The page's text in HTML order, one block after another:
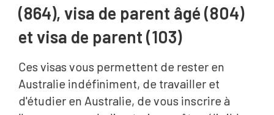
(864), visa de parent âgé (804)
et visa de parent (103)
Ces visas vous permettent de rester en
Australie indéfiniment, de travailler et
d'étudier en Australie, de vous inscrire à